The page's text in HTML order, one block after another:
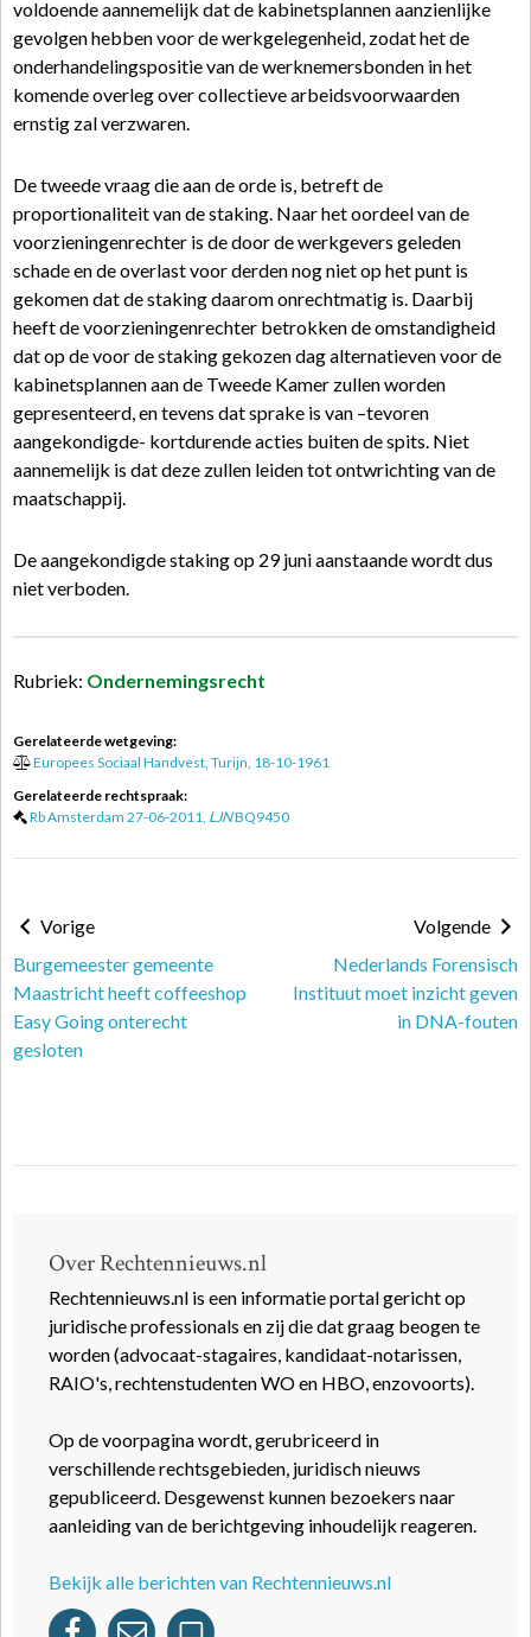
voldoende aannemelijk dat de kabinetsplannen aanzienlijke
gevolgen hebben voor de werkgelegenheid, zodat het de
onderhandelingspositie van de werknemersbonden in het
komende overleg over collectieve arbeidsvoorwaarden
ernstig zal verzwaren.
De tweede vraag die aan de orde is, betreft de
proportionaliteit van de staking. Naar het oordeel van de
voorzieningenrechter is de door de werkgevers geleden
schade en de overlast voor derden nog niet op het punt is
gekomen dat de staking daarom onrechtmatig is. Daarbij
heeft de voorzieningenrechter betrokken de omstandigheid
dat op de voor de staking gekozen dag alternatieven voor de
kabinetsplannen aan de Tweede Kamer zullen worden
gepresenteerd, en tevens dat sprake is van –tevoren
aangekondigde- kortdurende acties buiten de spits. Niet
aannemelijk is dat deze zullen leiden tot ontwrichting van de
maatschappij.
De aangekondigde staking op 29 juni aanstaande wordt dus
niet verboden.
Rubriek: Ondernemingsrecht
Gerelateerde wetgeving:
Europees Sociaal Handvest, Turijn, 18-10-1961
Gerelateerde rechtspraak:
Rb Amsterdam 27-06-2011, LJNBQ9450
Vorige
Burgemeester gemeente
Maastricht heeft coffeeshop
Easy Going onterecht
gesloten
Volgende
Nederlands Forensisch
Instituut moet inzicht geven
in DNA-fouten
Over Rechtennieuws.nl
Rechtennieuws.nl is een informatie portal gericht op
juridische professionals en zij die dat graag beogen te
worden (advocaat-stagaires, kandidaat-notarissen,
RAIO's, rechtenstudenten WO en HBO, enzovoorts).
Op de voorpagina wordt, gerubriceerd in
verschillende rechtsgebieden, juridisch nieuws
gepubliceerd. Desgewenst kunnen bezoekers naar
aanleiding van de berichtgeving inhoudelijk reageren.
Bekijk alle berichten van Rechtennieuws.nl